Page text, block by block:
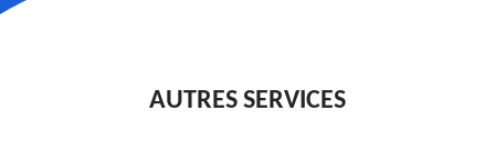
AUTRES SERVICES